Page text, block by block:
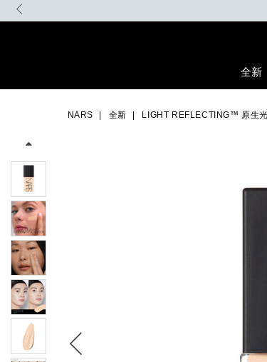
Skip
全新
NARS 全新 LIGHT REFLECTING™ 原生
0194251070384_hk